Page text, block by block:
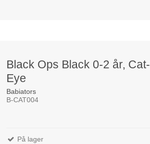
Black Ops Black 0-2 år, Cat-
Eye
Babiators
B-CAT004
På lager